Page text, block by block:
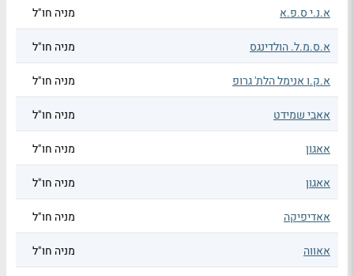
א.נ.י ס.פ.א מניה חו"ל
א.ס.מ.ל. הולדינגס מניה חו"ל
א.ק.ו אנימל הלת' גרופ מניה חו"ל
אאבי שמידט מניה חו"ל
אאגון מניה חו"ל
אאגון מניה חו"ל
אאדיפיקה מניה חו"ל
אאווה מניה חו"ל